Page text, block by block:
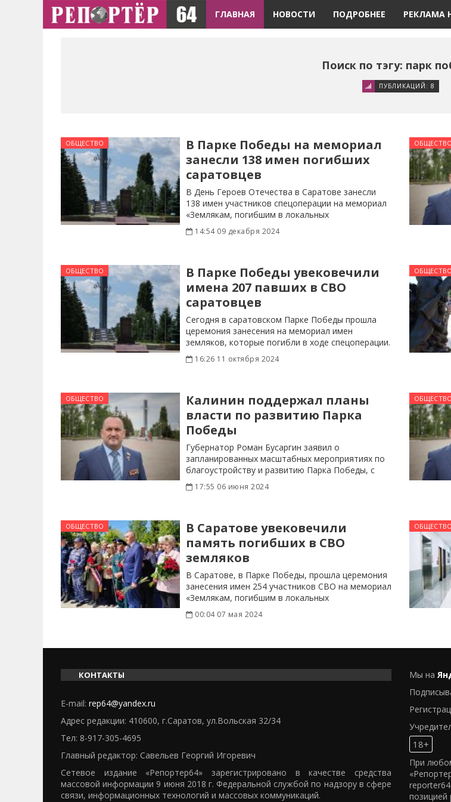
ГЛАВНАЯ НОВОСТИ ПОДРОБНЕЕ РЕКЛАМА
Поиск по тэгу: парк
ПУБЛИКАЦИЙ: 8
ОБЩЕСТВО
В Парке Победы на мемориал
занесли 138 имен погибших
саратовцев
В День Героев Отечества в Саратове занесли
138 имен участников спецоперации на мемориал
«Землякам, погибшим в локальных
14:54 09 декабря 2024
ОБЩЕСТВО
ОБЩЕСТВО
В Парке Победы увековечили
имена 207 павших в СВО
саратовцев
Сегодня в саратовском Парке Победы прошла
церемония занесения на мемориал имен
земляков, которые погибли в ходе спецоперации.
16:26 11 октября 2024
ОБЩЕСТВО
ОБЩЕСТВО
Калинин поддержал планы
власти по развитию Парка
Победы
Губернатор Роман Бусаргин заявил о
запланированных масштабных мероприятиях по
благоустройству и развитию Парка Победы, с
финансированием
17:55 06 июня 2024
ОБЩЕСТВО
ОБЩЕСТВО
В Саратове увековечили
память погибших в СВО
земляков
В Саратове, в Парке Победы, прошла церемония
занесения имен 254 участников СВО на мемориал
«Землякам, погибшим в локальных
00:04 07 мая 2024
ОБЩЕСТВО
КОНТАКТЫ
E-mail: rep64@yandex.ru
Адрес редакции: 410600, г.Саратов, ул.Вольская 32/34
Тел: 8-917-305-4695
Главный редактор: Савельев Георгий Игоревич
Сетевое издание «Репортер64» зарегистрировано в качестве средства
массовой информации 9 июня 2018 г. Федеральной службой по надзору в сфере
связи, информационных технологий и массовых коммуникаций.
Мы на
18+
При
позицией